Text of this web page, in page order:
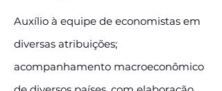
Auxílio à equipe de economistas em
diversas atribuições;
acompanhamento macroeconômico